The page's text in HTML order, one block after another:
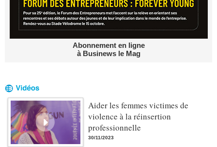
Abonnement en ligne
à Businews le Mag
Aider les femmes victimes de
violence à la réinsertion
professionnelle
30/11/2023